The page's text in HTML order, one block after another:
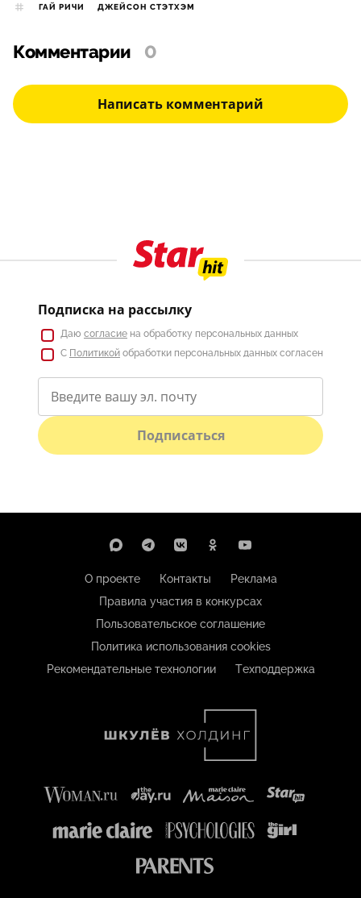
ГАЙ РИЧИ ДЖЕЙСОН СТЭТХЭМ
Комментарии 0
Написать комментарий
Подписка на рассылку
Даю согласие на обработку персональных данных
С Политикой обработки персональных данных согласен
Подписаться
О проекте Контакты
Реклама
Правила участия в конкурсах
Пользовательское соглашение
Политика использования cookies
Рекомендательные технологии
Техподдержка